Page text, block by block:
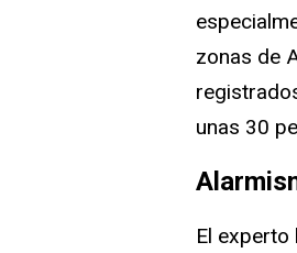
zonas de
unas 30
El experto